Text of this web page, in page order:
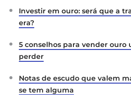
Investir em ouro: será que a
era?
5 conselhos para vender ouro
perder
Notas de escudo que valem
se tem alguma